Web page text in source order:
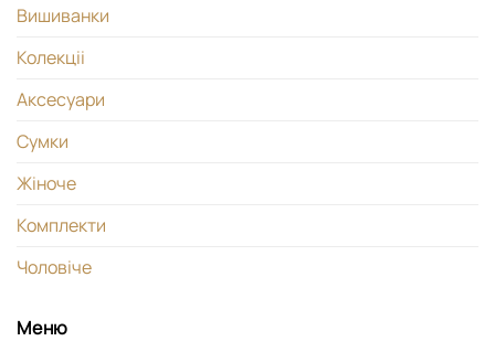
Вишиванки
Колекціі
Аксесуари
Сумки
Жіноче
Комплекти
Чоловіче
Меню